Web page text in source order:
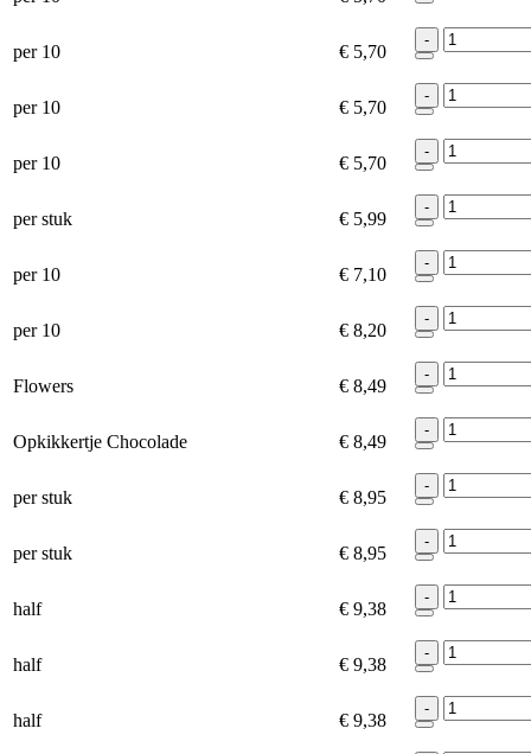
per 10 € 5,70
-
per 10 € 5,70
-
per 10 € 5,70
-
per stuk € 5,99
-
per 10 € 7,10
-
per 10 € 8,20
-
Flowers € 8,49
-
Opkikkertje Chocolade € 8,49
-
per stuk € 8,95
-
per stuk € 8,95
-
half € 9,38
-
half € 9,38
-
half € 9,38
-